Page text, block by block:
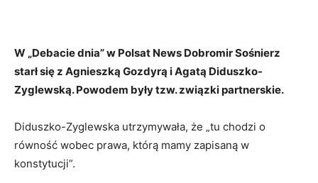
W „Debacie dnia” w Polsat News Dobromir Sośnierz
starł się z Agnieszką Gozdyrą i Agatą Diduszko-
Zyglewską. Powodem były tzw. związki partnerskie.
Diduszko-Zyglewska utrzymywała, że „tu chodzi o
równość wobec prawa, którą mamy zapisaną w
konstytucji”.